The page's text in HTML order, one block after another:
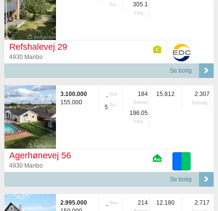
Samlet 305.1
Vægtet
Refshalevej 29
4930 Maribo
Se bolig
3.100.000
155.000
- Nuvær.
5 Samlet
184
Beboet
196.05
Vægtet
15.812 2.307
Ejerudg.
Agerhønevej 56
4930 Maribo
Se bolig
2.995.000
- Nuvær. 214 12.180 2.717